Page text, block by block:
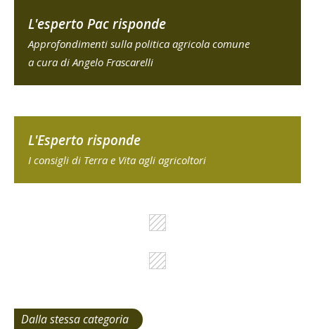
L'esperto Pac risponde
Approfondimenti sulla politica agricola comune
a cura di Angelo Frascarelli
L'Esperto risponde
I consigli di Terra e Vita agli agricoltori
Dalla stessa categoria